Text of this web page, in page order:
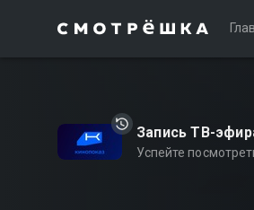
Запись ТВ-
Успейте